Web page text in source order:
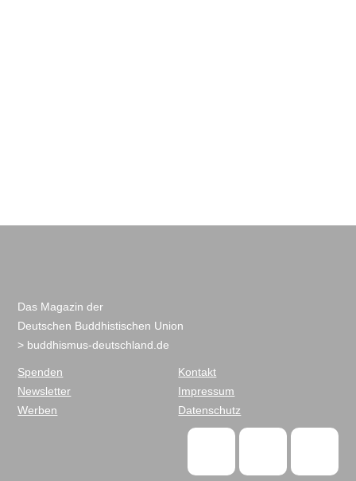
Das Magazin der
Deutschen Buddhistischen Union
> buddhismus-deutschland.de
Spenden
Newsletter
Werben
Kontakt
Impressum
Datenschutz